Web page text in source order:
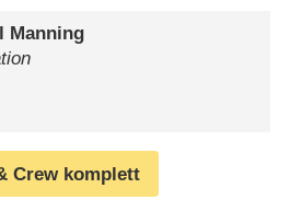
Manning
Crew komplett